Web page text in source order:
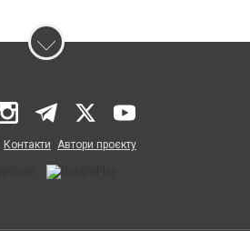
Контакти Автори проєкту